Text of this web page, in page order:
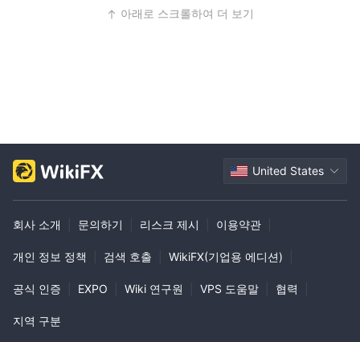
아래로 스크롤하여 더 보기
United States
회사 소개 문의하기 리스크 제시 이용약관
개인 정보 정책 검색 호출 WikiFX(기업용 에디션)
공식 인증 EXPO Wiki 연구원 VPS 도움말 협력
지역 구분